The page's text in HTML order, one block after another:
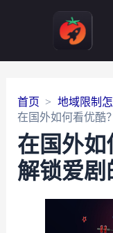
首页
地域限制
在国外如何看优酷
在国外如
解锁爱剧